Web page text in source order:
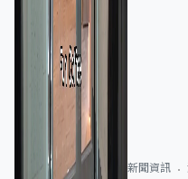
新聞資訊